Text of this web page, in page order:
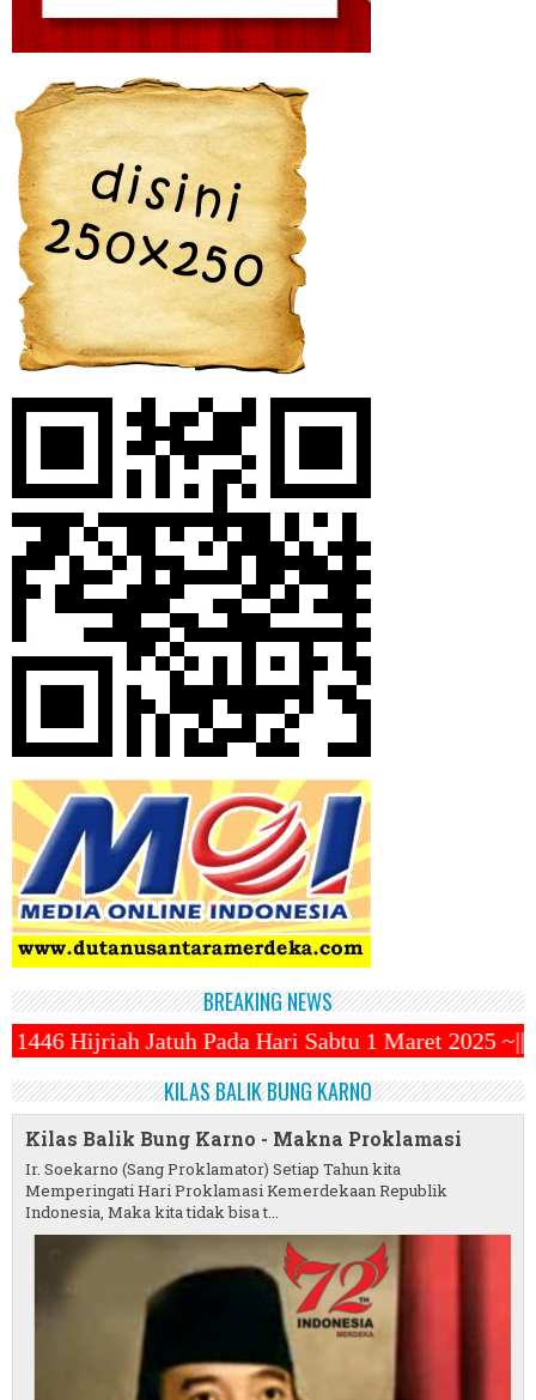
BREAKING NEWS
Hari Sabtu 1 Maret 2025 ~||~ 1 Syawal Jatuh
KILAS BALIK BUNG KARNO
Kilas Balik Bung Karno - Makna Proklamasi
Ir. Soekarno (Sang Proklamator) Setiap Tahun kita
Memperingati Hari Proklamasi Kemerdekaan Republik
Indonesia, Maka kita tidak bisa t...